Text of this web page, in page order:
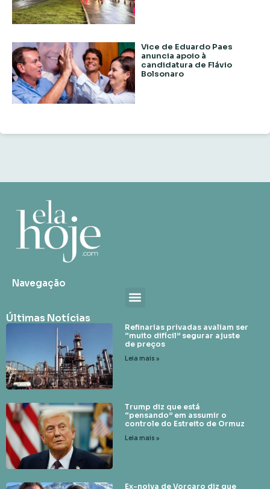
Vice de Eduardo Paes
anuncia apoio à
candidatura de Flávio
Bolsonaro
Navegação
Últimas Notícias
Refinarias privadas avaliam ser
“muito difícil” segurar ajuste
de preços
Leia mais »
Trump diz que está
“pensando” em assumir o
controle do Estreito de Ormuz
Leia mais »
Ex-noiva de Vorcaro diz que